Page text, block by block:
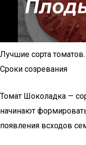
Лучшие сорта
Сроки созревания
Томат Шоколадка —
начинают
появления всходов